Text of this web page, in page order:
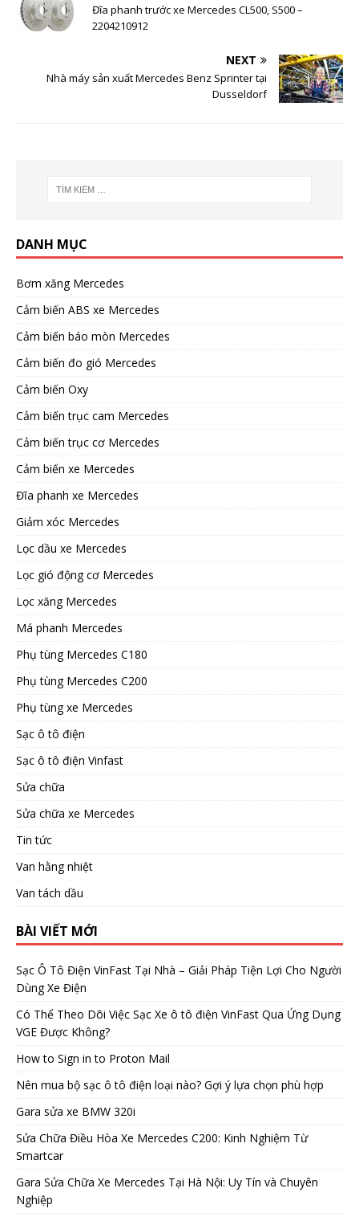
Đĩa phanh trước xe Mercedes CL500, S500 –
2204210912
NEXT
Nhà máy sản xuất Mercedes Benz Sprinter tại
Dusseldorf
DANH MỤC
Bơm xăng Mercedes
Cảm biến ABS xe Mercedes
Cảm biến báo mòn Mercedes
Cảm biến đo gió Mercedes
Cảm biến Oxy
Cảm biến trục cam Mercedes
Cảm biến trục cơ Mercedes
Cảm biến xe Mercedes
Đĩa phanh xe Mercedes
Giảm xóc Mercedes
Lọc dầu xe Mercedes
Lọc gió động cơ Mercedes
Lọc xăng Mercedes
Má phanh Mercedes
Phụ tùng Mercedes C180
Phụ tùng Mercedes C200
Phụ tùng xe Mercedes
Sạc ô tô điện
Sạc ô tô điện Vinfast
Sửa chữa
Sửa chữa xe Mercedes
Tin tức
Van hằng nhiệt
Van tách dầu
BÀI VIẾT MỚI
Sạc Ô Tô Điện VinFast Tại Nhà – Giải Pháp Tiện Lợi Cho Người
Dùng Xe Điện
Có Thể Theo Dõi Việc Sạc Xe ô tô điện VinFast Qua Ứng Dụng
VGE Được Không?
How to Sign in to Proton Mail
Nên mua bộ sạc ô tô điện loại nào? Gợi ý lựa chọn phù hợp
Gara sửa xe BMW 320i
Sửa Chữa Điều Hòa Xe Mercedes C200: Kinh Nghiệm Từ
Smartcar
Gara Sửa Chữa Xe Mercedes Tại Hà Nội: Uy Tín và Chuyên
Nghiệp